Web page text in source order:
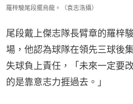
羅梓駿尾段擺烏龍。（袁志浩攝）
尾段戴上傑志隊長臂章的羅梓
場，他認為球隊在領先三球後
失球負上責任，「未來一定要
的是靠意志力捱過去。」